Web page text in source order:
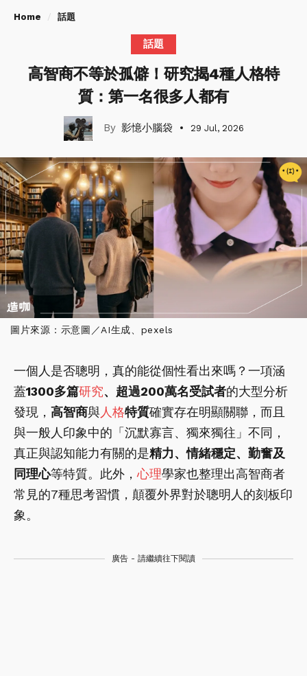
Home 話題
話題
高智商不等於孤僻！研究揭4種人格特
質：第一名很多人都有
影憶小腦袋 29 Jul, 2026
圖片來源：示意圖／AI生成、pexels
一個人是否聰明，真的能從個性看出來嗎？一項涵
蓋1300多篇研究、超過200萬名受試者的大型分析
發現， 高智商與人格特質確實存在明顯關聯，而且
與一般人印象中的「沉默寡言、獨來獨往」不同，
真正與認知能力有關的是精力、情緒穩定、勤奮及
同理心等特質。此外，心理學家也整理出高智商者
常見的7種思考習慣，顛覆外界對於聰明人的刻板印
象。
廣告 - 請繼續往下閱讀